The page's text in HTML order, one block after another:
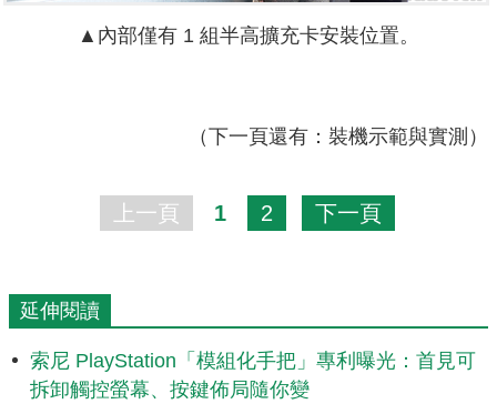
▲內部僅有 1 組半高擴充卡安裝位置。
（下一頁還有：裝機示範與實測）
上一頁 1 2 下一頁
延伸閱讀
索尼 PlayStation「模組化手把」專利曝光：首見可
拆卸觸控螢幕、按鍵佈局隨你變